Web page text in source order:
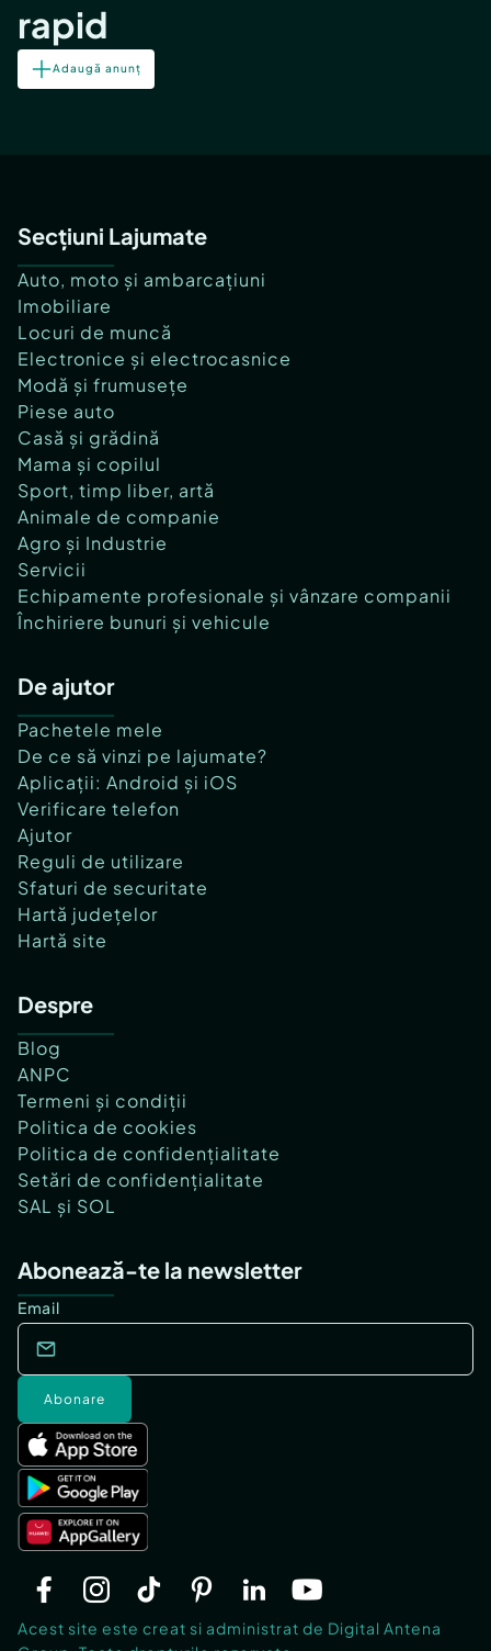
rapid
Adaugă anunț
Secțiuni Lajumate
Auto, moto și ambarcațiuni
Imobiliare
Locuri de muncă
Electronice și electrocasnice
Modă și frumusețe
Piese auto
Casă și grădină
Mama și copilul
Sport, timp liber, artă
Animale de companie
Agro și Industrie
Servicii
Echipamente profesionale și vânzare companii
Închiriere bunuri și vehicule
De ajutor
Pachetele mele
De ce să vinzi pe lajumate?
Aplicații: Android și iOS
Verificare telefon
Ajutor
Reguli de utilizare
Sfaturi de securitate
Hartă județelor
Hartă site
Despre
Blog
ANPC
Termeni și condiții
Politica de cookies
Politica de confidențialitate
Setări de confidențialitate
SAL și SOL
Abonează-te la newsletter
Email
Abonare
Acest site este creat si administrat de Digital Antena